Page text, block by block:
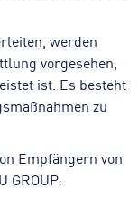
werden
vorgesehen,
ist. Es besteht
zu
Empfängern von
GROUP: